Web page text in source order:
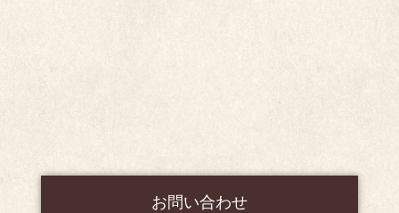
お問い合わせ